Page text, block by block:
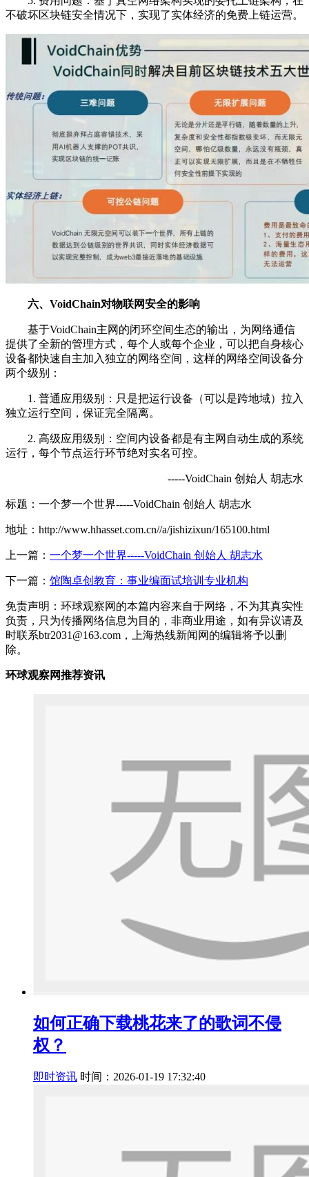
不破坏区块链安全情况下，实现了实体经济的免费上链运营。
六、VoidChain对物联网安全的影响
基于VoidChain主网的闭环空间生态的输出，为网络通信
提供了全新的管理方式，每个人或每个企业，可以把自身核心
设备都快速自主加入独立的网络空间，这样的网络空间设备分
两个级别：
1. 普通应用级别：只是把运行设备（可以是跨地域）拉入
独立运行空间，保证完全隔离。
2. 高级应用级别：空间内设备都是有主网自动生成的系统
运行，每个节点运行环节绝对实名可控。
-----VoidChain 创始人 胡志水
标题：一个梦一个世界-----VoidChain 创始人 胡志水
地址：http://www.hhasset.com.cn//a/jishizixun/165100.html
上一篇： 一个梦一个世界-----VoidChain 创始人 胡志水
下一篇： 馆陶卓创教育：事业编面试培训专业机构
免责声明：环球观察网的本篇内容来自于网络，不为其真实性
负责，只为传播网络信息为目的，非商业用途，如有异议请及
时联系btr2031@163.com，上海热线新闻网的编辑将予以删
除。
环球观察网推荐资讯
如何正确下载桃花来了的歌词不侵
权？
即时资讯 时间：2026-01-19 17:32:40